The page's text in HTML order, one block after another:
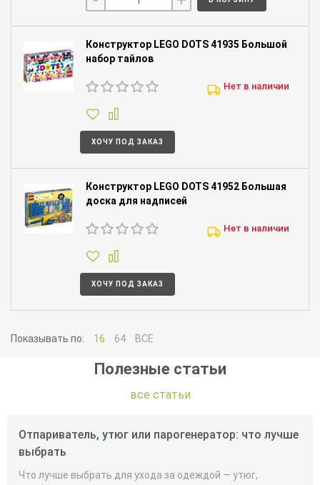
Конструктор LEGO DOTS 41935 Большой
набор тайлов
Нет в наличии
ХОЧУ ПОД ЗАКАЗ
Конструктор LEGO DOTS 41952 Большая
доска для надписей
Нет в наличии
ХОЧУ ПОД ЗАКАЗ
Показывать по: 16 64 ВСЕ
Полезные статьи
все статьи
Отпариватель, утюг или парогенератор: что лучше
выбрать
Что лучше выбрать для ухода за одеждой — утюг,